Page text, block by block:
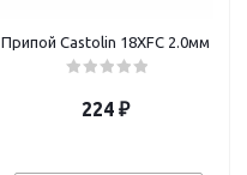
Припой Castolin 18XFC 2.0мм
224₽